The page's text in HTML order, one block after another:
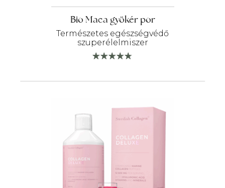
Bio Maca gyökér por
Természetes egészségvédő
szuperélelmiszer